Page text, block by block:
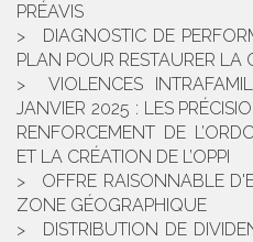
PRÉAVIS
DIAGNOSTIC DE
PLAN POUR RESTAURER LA
VIOLENCES
JANVIER 2025 : LES
RENFORCEMENT DE
ET LA CRÉATION DE L’OPPI
OFFRE RAISONNABLE
ZONE GÉOGRAPHIQUE
DISTRIBUTION DE